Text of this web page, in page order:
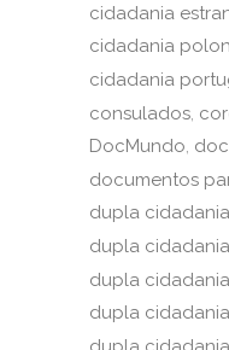
cidadania
cidadania
cidadania
consulados
DocMundo
documentos
dupla cidadania
dupla
dupla
dupla